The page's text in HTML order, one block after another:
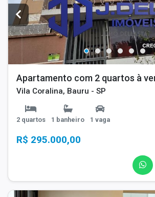
Apartamento com 2 quartos à
Vila Coralina, Bauru - SP
2 quartos 1 banheiro 1 vaga
R$ 295.000,00